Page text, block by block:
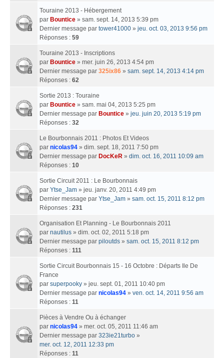
Touraine 2013 - Hébergement
par Bountice » sam. sept. 14, 2013 5:39 pm
Dernier message par tower41000 » jeu. oct. 03, 2013 9:56 pm
Réponses : 59
Touraine 2013 - Inscriptions
par Bountice » mer. juin 26, 2013 4:54 pm
Dernier message par 325ix86 » sam. sept. 14, 2013 4:14 pm
Réponses : 62
Sortie 2013 : Touraine
par Bountice » sam. mai 04, 2013 5:25 pm
Dernier message par Bountice » jeu. juin 20, 2013 5:19 pm
Réponses : 32
Le Bourbonnais 2011 : Photos Et Videos
par nicolas94 » dim. sept. 18, 2011 7:50 pm
Dernier message par DocKeR » dim. oct. 16, 2011 10:09 am
Réponses : 10
Sortie Circuit 2011 : Le Bourbonnais
par Ytse_Jam » jeu. janv. 20, 2011 4:49 pm
Dernier message par Ytse_Jam » sam. oct. 15, 2011 8:12 pm
Réponses : 231
Organisation Et Planning - Le Bourbonnais 2011
par nautilus » dim. oct. 02, 2011 5:18 pm
Dernier message par piloutds » sam. oct. 15, 2011 8:12 pm
Réponses : 111
Sortie Circuit Bourbonnais 15 - 16 Octobre : Départs Ile De
France
par superpooky » jeu. sept. 01, 2011 10:40 pm
Dernier message par nicolas94 » ven. oct. 14, 2011 9:56 am
Réponses : 11
Pièces à Vendre Ou à échanger
par nicolas94 » mer. oct. 05, 2011 11:46 am
Dernier message par 323ie21turbo »
mer. oct. 12, 2011 12:33 pm
Réponses : 11